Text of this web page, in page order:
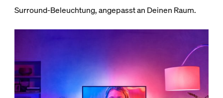
Surround-Beleuchtung, angepasst an Deinen Raum.